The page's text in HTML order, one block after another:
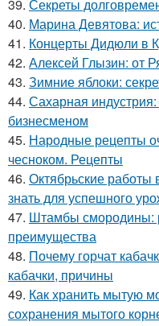
39. Секреты
40. Марина Девятова:
41. Концерты Дидюли в
42. Алексей Глызин: от
43. Зимние яблоки:
44. Сахарная
бизнесменом
45. Народные рецепты
чесноком. Рецепты
46. Октябрьские работы
знать для успешного
47. Штамбы смородины:
преимущества
48. Почему горчат
кабачки, причины
49. Как хранить мытую
сохранения мытого